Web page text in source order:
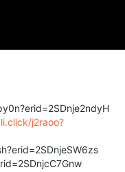
j2raoo?